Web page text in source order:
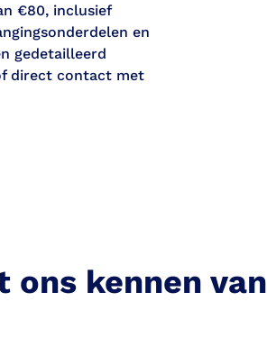
€80, inclusief
en
gedetailleerd
direct contact met
ons kennen van